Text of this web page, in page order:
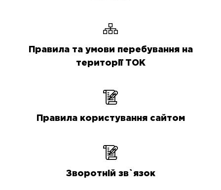
Правила та умови перебування на
території ТОК
Правила користування сайтом
Зворотній зв`язок